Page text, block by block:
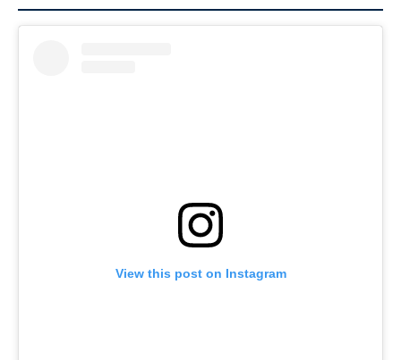
View this post on Instagram